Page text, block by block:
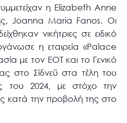
η Elizabeth Anne
Joanna Maria Fanos. Οι
νικήτριες σε ειδικό
η εταιρεία «Palace
με τον ΕΟΤ και το Γενικό
στο Σίδνεϋ στα τέλη του
του 2024, με στόχο την
κατά την προβολή της στο